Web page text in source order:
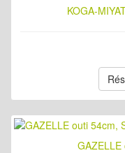
KOGA-